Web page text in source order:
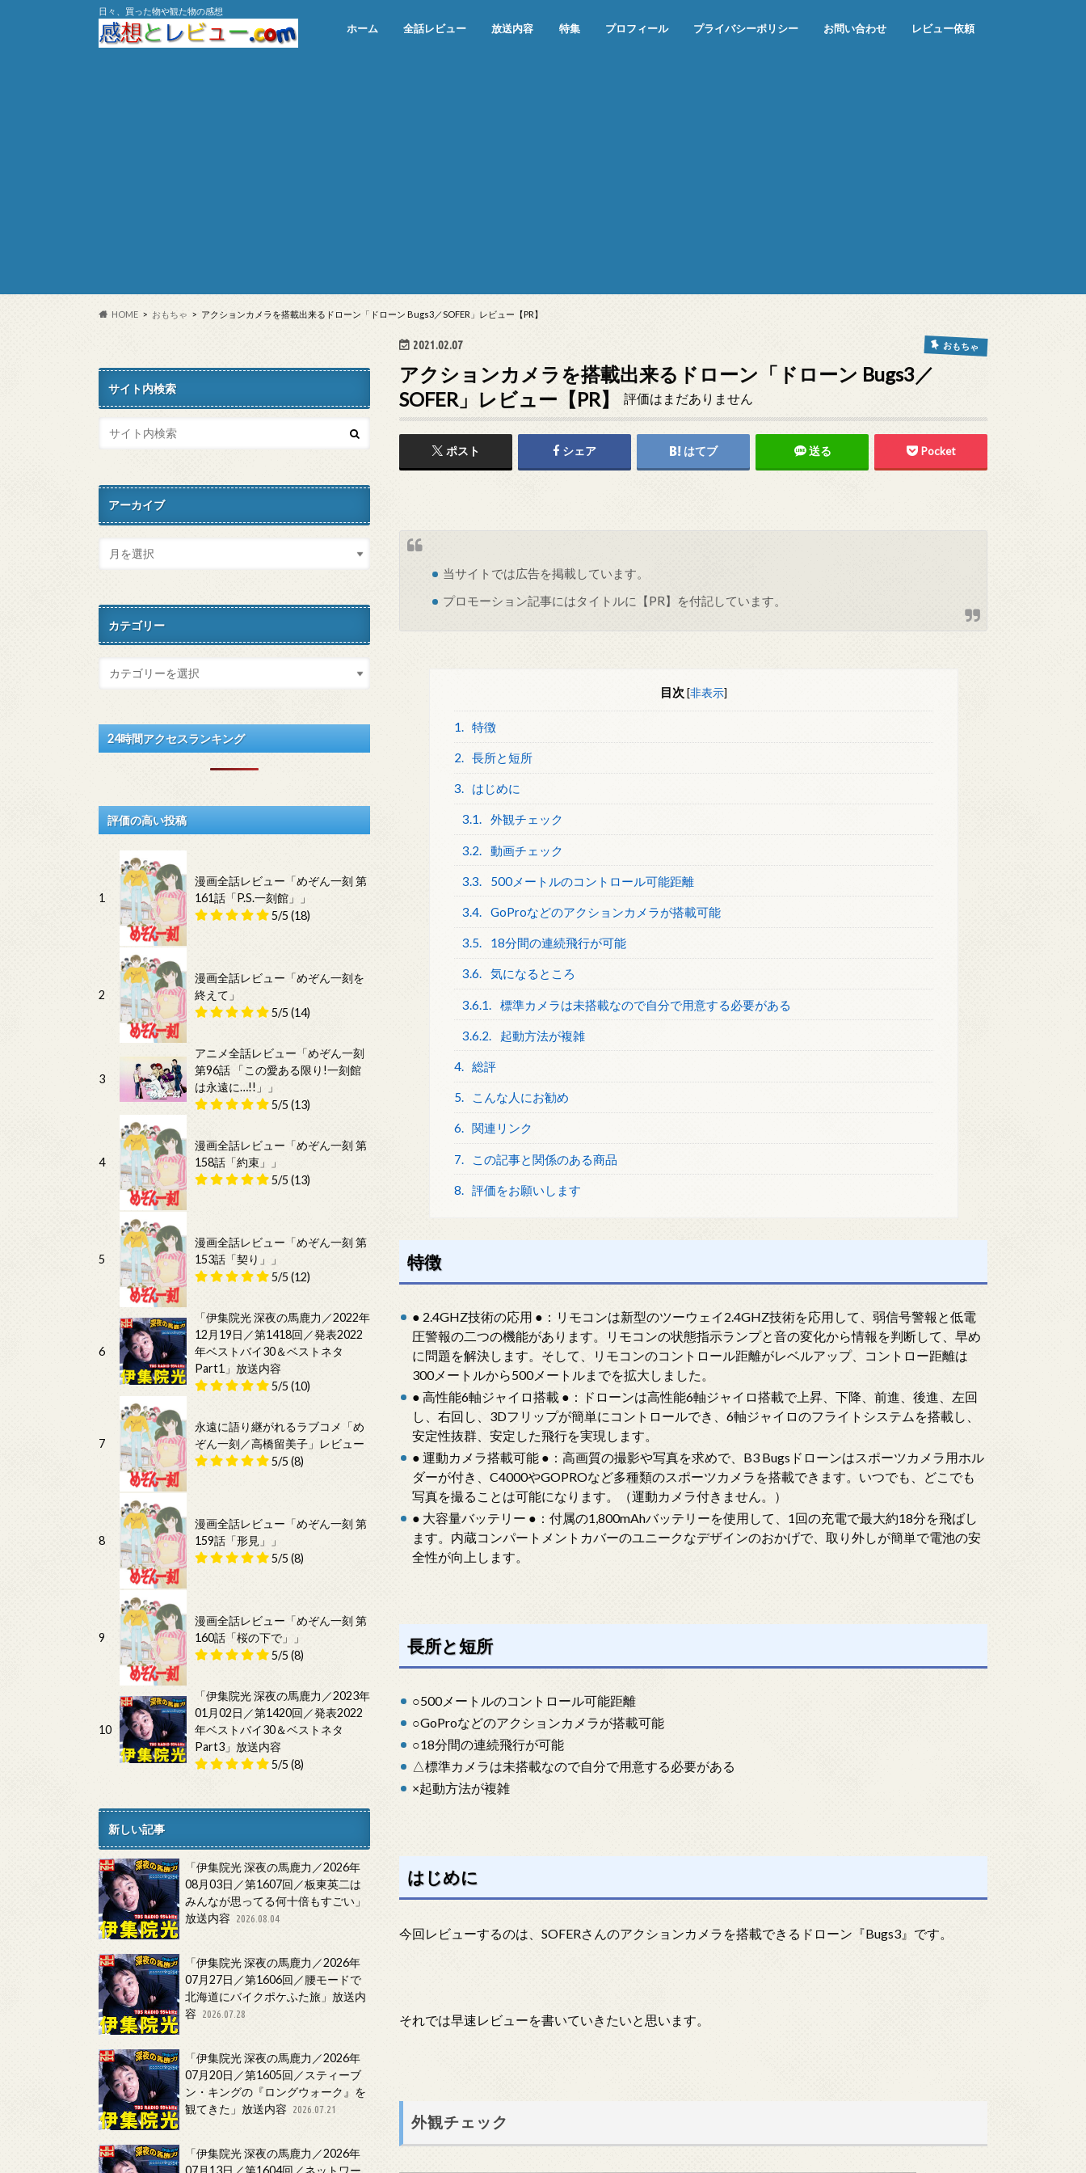
日々、買った物や観た物の感想
ホーム 全話レビュー 放送内容 特集 プロフィール プライバシーポリシー お問い合わせ レビュー依頼
HOME おもちゃ アクションカメラを搭載出来るドローン「ドローン Bugs3／SOFER」レビュー【PR】
2021.02.07 おもちゃ
アクションカメラを搭載出来るドローン「ドローン Bugs3／
SOFER」レビュー【PR】
評価はまだありません
ポスト シェア はてブ 送る Pocket
当サイトでは広告を掲載しています。
プロモーション記事にはタイトルに【PR】を付記しています。
目次 [非表示]
1. 特徴
2. 長所と短所
3. はじめに
3.1. 外観チェック
3.2. 動画チェック
3.3. 500メートルのコントロール可能距離
3.4. GoProなどのアクションカメラが搭載可能
3.5. 18分間の連続飛行が可能
3.6. 気になるところ
3.6.1. 標準カメラは未搭載なので自分で用意する必要がある
3.6.2. 起動方法が複雑
4. 総評
5. こんな人にお勧め
6. 関連リンク
7. この記事と関係のある商品
8. 評価をお願いします
特徴
● 2.4GHZ技術の応用 ●：リモコンは新型のツーウェイ2.4GHZ技術を応用して、弱信号警報と低電
圧警報の二つの機能があります。リモコンの状態指示ランプと音の変化から情報を判断して、早め
に問題を解決します。そして、リモコンのコントロール距離がレベルアップ、コントロー距離は
300メートルから500メートルまでを拡大しました。
● 高性能6軸ジャイロ搭載 ●：ドローンは高性能6軸ジャイロ搭載で上昇、下降、前進、後進、左回
し、右回し、3Dフリップが簡単にコントロールでき、6軸ジャイロのフライトシステムを搭載し、
安定性抜群、安定した飛行を実現します。
● 運動カメラ搭載可能 ●：高画質の撮影や写真を求めで、B3 Bugsドローンはスポーツカメラ用ホル
ダーが付き、C4000やGOPROなど多種類のスポーツカメラを搭載できます。いつでも、どこでも
写真を撮ることは可能になります。（運動カメラ付きません。）
● 大容量バッテリー ●：付属の1,800mAhバッテリーを使用して、1回の充電で最大約18分を飛ばし
ます。内蔵コンパートメントカバーのユニークなデザインのおかげで、取り外しが簡単で電池の安
全性が向上します。
長所と短所
○500メートルのコントロール可能距離
○GoProなどのアクションカメラが搭載可能
○18分間の連続飛行が可能
△標準カメラは未搭載なので自分で用意する必要がある
×起動方法が複雑
はじめに
今回レビューするのは、SOFERさんのアクションカメラを搭載できるドローン『Bugs3』です。
それでは早速レビューを書いていきたいと思います。
外観チェック
サイト内検索
アーカイブ
カテゴリー
24時間アクセスランキング
評価の高い投稿
1
漫画全話レビュー「めぞん一刻 第
161話「P.S.一刻館」」
5/5 (18)
2
漫画全話レビュー「めぞん一刻を
終えて」
5/5 (14)
3
アニメ全話レビュー「めぞん一刻
第96話 「この愛ある限り!一刻館
は永遠に…!!」」
5/5 (13)
4
漫画全話レビュー「めぞん一刻 第
158話「約束」」
5/5 (13)
5
漫画全話レビュー「めぞん一刻 第
153話「契り」」
5/5 (12)
6
「伊集院光 深夜の馬鹿力／2022年
12月19日／第1418回／発表2022
年ベストバイ30＆ベストネタ
Part1」放送内容
5/5 (10)
7
永遠に語り継がれるラブコメ「め
ぞん一刻／高橋留美子」レビュー
5/5 (8)
8
漫画全話レビュー「めぞん一刻 第
159話「形見」」
5/5 (8)
9
漫画全話レビュー「めぞん一刻 第
160話「桜の下で」」
5/5 (8)
10
「伊集院光 深夜の馬鹿力／2023年
01月02日／第1420回／発表2022
年ベストバイ30＆ベストネタ
Part3」放送内容
5/5 (8)
新しい記事
「伊集院光 深夜の馬鹿力／2026年
08月03日／第1607回／板東英二は
みんなが思ってる何十倍もすごい」
放送内容
2026.08.04
「伊集院光 深夜の馬鹿力／2026年
07月27日／第1606回／腰モードで
北海道にバイクポケふた旅」放送内
容
2026.07.28
「伊集院光 深夜の馬鹿力／2026年
07月20日／第1605回／スティーブ
ン・キングの『ロングウォーク』を
観てきた」放送内容
2026.07.21
「伊集院光 深夜の馬鹿力／2026年
07月13日／第1604回／ネットワー